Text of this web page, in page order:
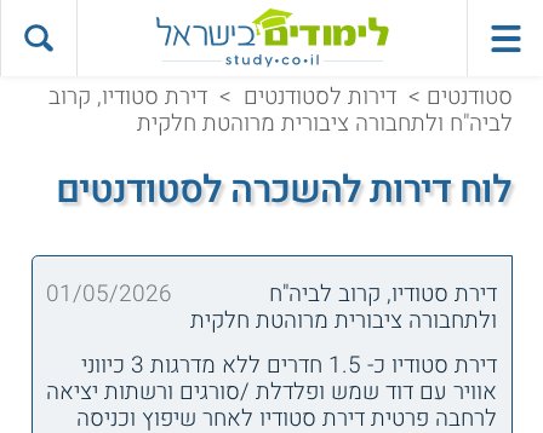
סטודנטים > דירות לסטודנטים > דירת סטודיו, קרוב
לביה"ח ולתחבורה ציבורית מרוהטת חלקית
לוח דירות להשכרה לסטודנטים
דירת סטודיו, קרוב לביה"ח
ולתחבורה ציבורית מרוהטת חלקית
01/05/2026
דירת סטודיו כ- 1.5 חדרים ללא מדרגות 3 כיווני
אוויר עם דוד שמש ופלדלת /סורגים ורשתות יציאה
לרחבה פרטית דירת סטודיו לאחר שיפוץ וכניסה